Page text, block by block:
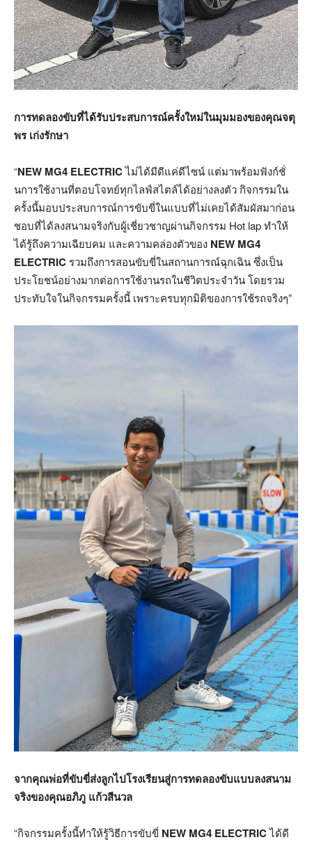
การทดลองขับที่ได้รับประสบการณ์ครั้งใหม่ในมุมมองของคุณจตุ
พร เก่งรักษา
“NEW MG4 ELECTRICไม่ได้มีดีแค่ดีไซน์ แต่มาพร้อมฟังก์ชั่
นการใช้งานที่ตอบโจทย์ทุกไลฟ์สไตล์ได้อย่างลงตัว กิจกรรมใน
ครั้งนี้มอบประสบการณ์การขับขี่ในแบบที่ไม่เคยได้สัมผัสมาก่อน
ชอบที่ได้ลงสนามจริงกับผู้เชี่ยวชาญผ่านกิจกรรม Hot lap ทำให้
ได้รู้ถึงความเฉียบคม และความคล่องตัวของ NEW MG4
ELECTRIC รวมถึงการสอนขับขี่ในสถานการณ์ฉุกเฉิน ซึ่งเป็น
ประโยชน์อย่างมากต่อการใช้งานรถในชีวิตประจำวัน โดยรวม
ประทับใจในกิจกรรมครั้งนี้ เพราะครบทุกมิติของการใช้รถจริงๆ”
จากคุณพ่อที่ขับขี่ส่งลูกไปโรงเรียนสู่การทดลองขับแบบลงสนาม
จริงของคุณอภิภู แก้วสีนวล
“กิจกรรมครั้งนี้ทำให้รู้วิธีการขับขี่ NEW MG4 ELECTRICได้ดี